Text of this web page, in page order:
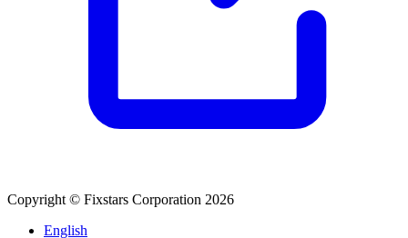
Copyright © Fixstars Corporation 2026
English